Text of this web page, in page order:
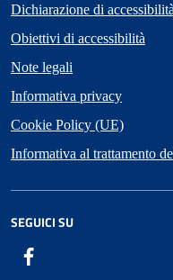
Dichiarazione di accessibilità
Obiettivi di accessibilità
Note legali
Informativa privacy
Cookie Policy (UE)
Informativa al trattamento
SEGUICI SU